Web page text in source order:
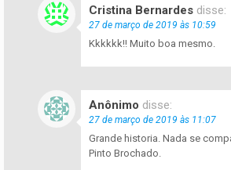
Cristina Bernardes disse:
27 de março de 2019 às 10:59
Kkkkkk!! Muito boa mesmo.
Anônimo disse:
27 de março de 2019 às 11:07
Grande historia. Nada se
Pinto Brochado.